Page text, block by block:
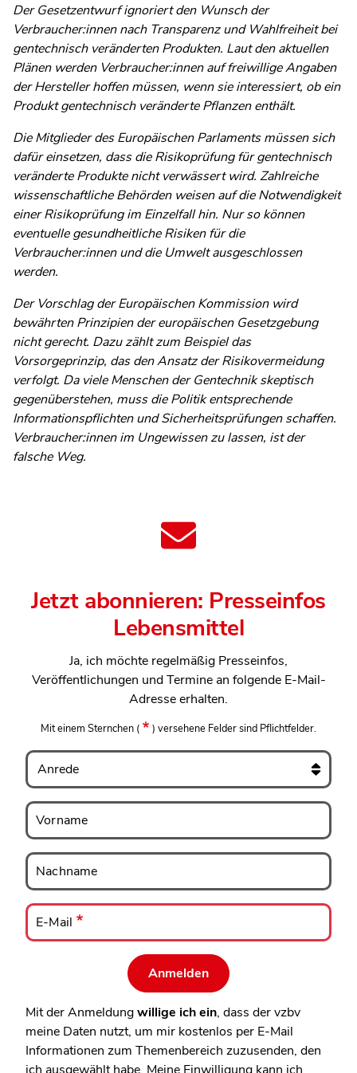
Der Gesetzentwurf ignoriert den Wunsch der
Verbraucher:innen nach Transparenz und Wahlfreiheit bei
gentechnisch veränderten Produkten. Laut den aktuellen
Plänen werden Verbraucher:innen auf freiwillige Angaben
der Hersteller hoffen müssen, wenn sie interessiert, ob ein
Produkt gentechnisch veränderte Pflanzen enthält.
Die Mitglieder des Europäischen Parlaments müssen sich
dafür einsetzen, dass die Risikoprüfung für gentechnisch
veränderte Produkte nicht verwässert wird. Zahlreiche
wissenschaftliche Behörden weisen auf die Notwendigkeit
einer Risikoprüfung im Einzelfall hin. Nur so können
eventuelle gesundheitliche Risiken für die
Verbraucher:innen und die Umwelt ausgeschlossen
werden.
Der Vorschlag der Europäischen Kommission wird
bewährten Prinzipien der europäischen Gesetzgebung
nicht gerecht. Dazu zählt zum Beispiel das
Vorsorgeprinzip, das den Ansatz der Risikovermeidung
verfolgt. Da viele Menschen der Gentechnik skeptisch
gegenüberstehen, muss die Politik entsprechende
Informationspflichten und Sicherheitsprüfungen schaffen.
Verbraucher:innen im Ungewissen zu lassen, ist der
falsche Weg.
Jetzt abonnieren: Presseinfos
Lebensmittel
Ja, ich möchte regelmäßig Presseinfos,
Veröffentlichungen und Termine an folgende E-Mail-
Adresse erhalten.
Mit einem Sternchen ( ) versehene Felder sind Pflichtfelder.
Anrede
Vorname
Vorname
Nachname
Nachname
E-
Mail
E-Mail
Mit der Anmeldungwillige ich ein, dass der vzbv
meine Daten nutzt, um mir kostenlos per E-Mail
Informationen zum Themenbereich zuzusenden, den